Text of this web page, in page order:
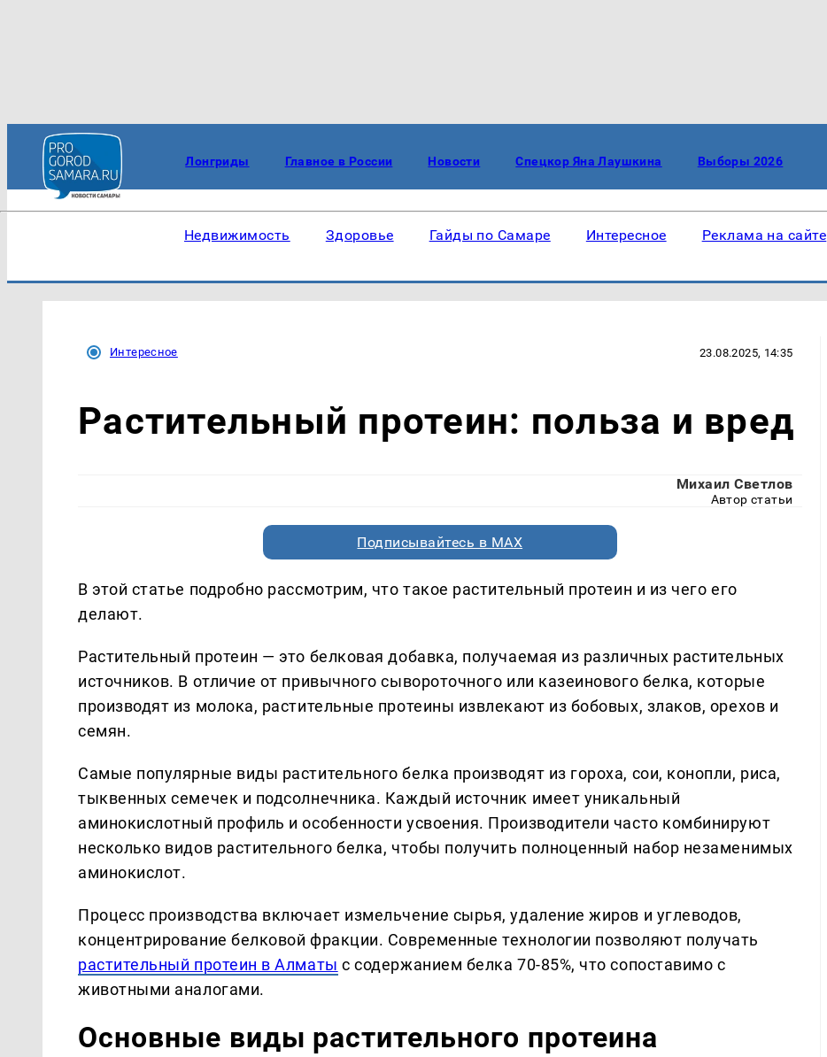
Лонгриды Главное в России Новости Спецкор Яна Лаушкина Выборы 2026
Недвижимость Здоровье Гайды по Самаре Интересное Реклама на сайте
Интересное 23.08.2025, 14:35
Растительный протеин: польза и вред
Михаил Светлов
Автор статьи
Подписывайтесь в MAX
В этой статье подробно рассмотрим, что такое растительный протеин и из чего его
делают.
Растительный протеин — это белковая добавка, получаемая из различных растительных
источников. В отличие от привычного сывороточного или казеинового белка, которые
производят из молока, растительные протеины извлекают из бобовых, злаков, орехов и
семян.
Самые популярные виды растительного белка производят из гороха, сои, конопли, риса,
тыквенных семечек и подсолнечника. Каждый источник имеет уникальный
аминокислотный профиль и особенности усвоения. Производители часто комбинируют
несколько видов растительного белка, чтобы получить полноценный набор незаменимых
аминокислот.
Процесс производства включает измельчение сырья, удаление жиров и углеводов,
концентрирование белковой фракции. Современные технологии позволяют получать
растительный протеин в Алматы с содержанием белка 70-85%, что сопоставимо с
животными аналогами.
Основные виды растительного протеина